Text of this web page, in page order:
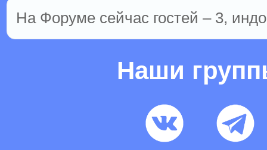
На Форуме сейчас гостей – 3,
Наши